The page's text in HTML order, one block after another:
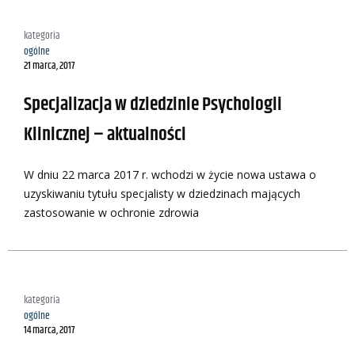
kategoria
ogólne
21 marca, 2017
Specjalizacja w dziedzinie Psychologii
Klinicznej – aktualności
W dniu 22 marca 2017 r. wchodzi w życie nowa ustawa o
uzyskiwaniu tytułu specjalisty w dziedzinach mających
zastosowanie w ochronie zdrowia
kategoria
ogólne
14 marca, 2017